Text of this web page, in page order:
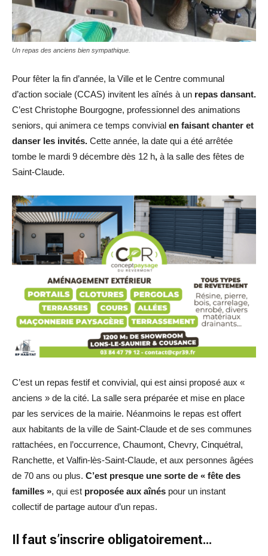
Un repas des anciens bien sympathique.
Pour fêter la fin d’année, la Ville et le Centre communal
d’action sociale (CCAS) invitent les aînés à un repas dansant.
C’est Christophe Bourgogne, professionnel des animations
seniors, qui animera ce temps convivial en faisant chanter et
danser les invités. Cette année, la date qui a été arrêtée
tombe le mardi 9 décembre dès 12 h, à la salle des fêtes de
Saint-Claude.
C’est un repas festif et convivial, qui est ainsi proposé aux «
anciens » de la cité. La salle sera préparée et mise en place
par les services de la mairie. Néanmoins le repas est offert
aux habitants de la ville de Saint-Claude et de ses communes
rattachées, en l’occurrence, Chaumont, Chevry, Cinquétral,
Ranchette, et Valfin-lès-Saint-Claude, et aux personnes âgées
de 70 ans ou plus. C’est presque une sorte de « fête des
familles », qui est proposée aux aînés pour un instant
collectif de partage autour d’un repas.
Il faut s’inscrire obligatoirement…